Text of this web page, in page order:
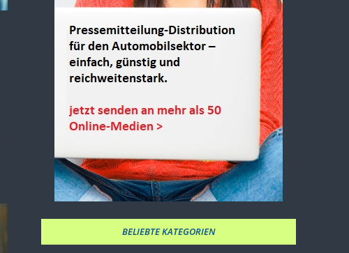
BELIEBTE KATEGORIEN